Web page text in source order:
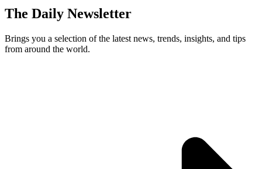
The Daily Newsletter
Brings you a selection of the latest news, trends, insights, and tips
from around the world.